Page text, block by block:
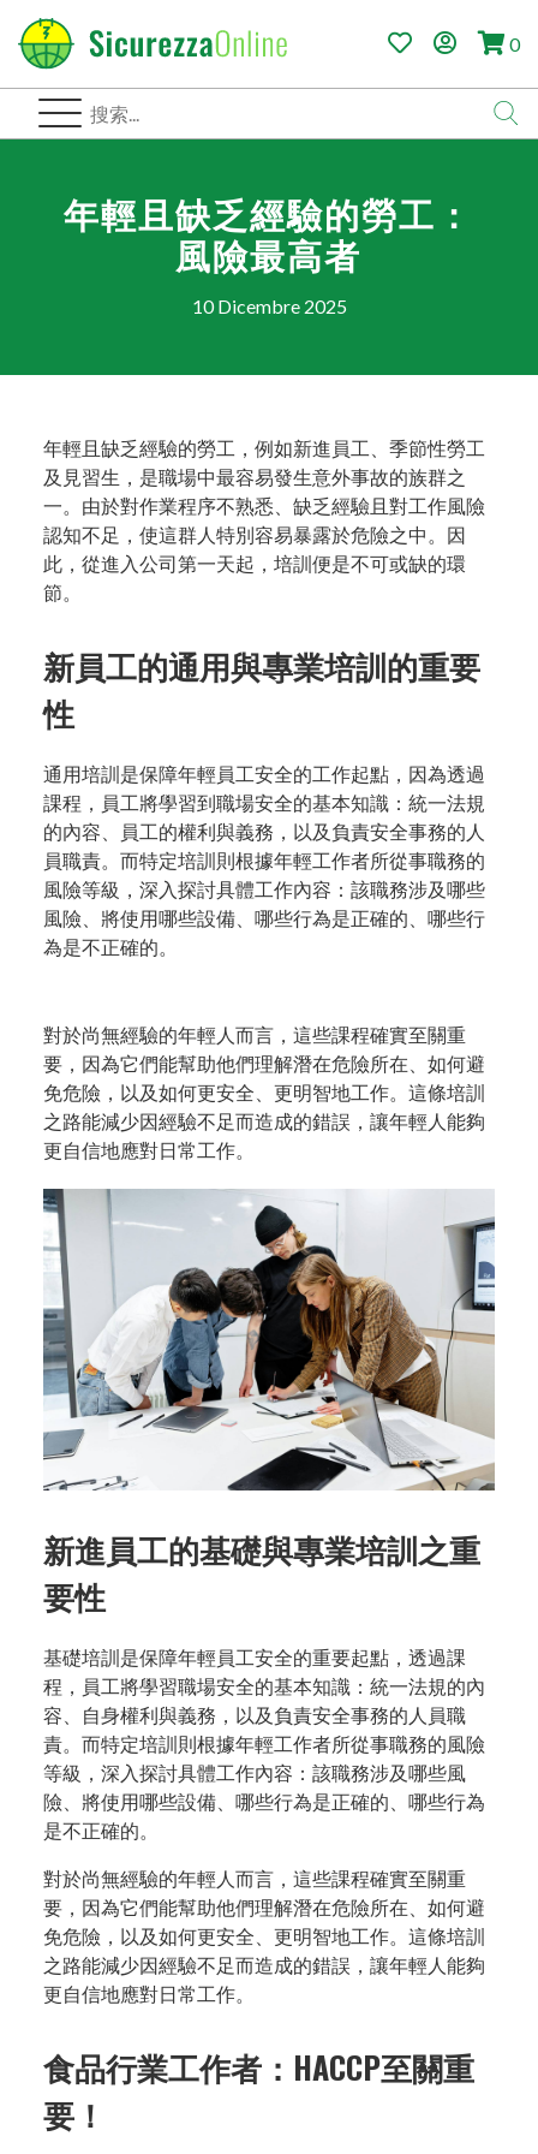
0
年輕且缺乏經驗的勞工：
風險最高者
10 Dicembre 2025
年輕且缺乏經驗的勞工，例如新進員工、季節性勞工
及見習生，是職場中最容易發生意外事故的族群之
一。由於對作業程序不熟悉、缺乏經驗且對工作風險
認知不足，使這群人特別容易暴露於危險之中。因
此，從進入公司第一天起，培訓便是不可或缺的環
節。
新員工的通用與專業培訓的重要
性
通用培訓是保障年輕員工安全的工作起點，因為透過
課程，員工將學習到職場安全的基本知識：統一法規
的內容、員工的權利與義務，以及負責安全事務的人
員職責。而特定培訓則根據年輕工作者所從事職務的
風險等級，深入探討具體工作內容：該職務涉及哪些
風險、將使用哪些設備、哪些行為是正確的、哪些行
為是不正確的。
對於尚無經驗的年輕人而言，這些課程確實至關重
要，因為它們能幫助他們理解潛在危險所在、如何避
免危險，以及如何更安全、更明智地工作。這條培訓
之路能減少因經驗不足而造成的錯誤，讓年輕人能夠
更自信地應對日常工作。
新進員工的基礎與專業培訓之重
要性
基礎培訓是保障年輕員工安全的重要起點，透過課
程，員工將學習職場安全的基本知識：統一法規的內
容、自身權利與義務，以及負責安全事務的人員職
責。而特定培訓則根據年輕工作者所從事職務的風險
等級，深入探討具體工作內容：該職務涉及哪些風
險、將使用哪些設備、哪些行為是正確的、哪些行為
是不正確的。
對於尚無經驗的年輕人而言，這些課程確實至關重
要，因為它們能幫助他們理解潛在危險所在、如何避
免危險，以及如何更安全、更明智地工作。這條培訓
之路能減少因經驗不足而造成的錯誤，讓年輕人能夠
更自信地應對日常工作。
食品行業工作者：HACCP至關重
要！